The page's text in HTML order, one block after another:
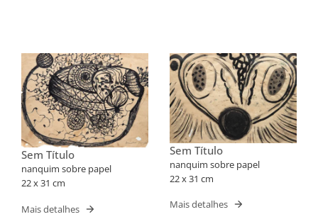
Sem Título
nanquim sobre papel
22 x 31 cm
Mais detalhes
Sem Título
nanquim sobre papel
22 x 31 cm
Mais detalhes